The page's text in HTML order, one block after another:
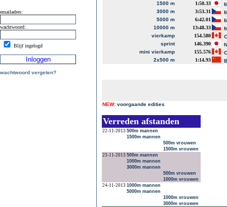
emailadres:
wachtwoord:
Blijf ingelogd
wachtwoord vergeten?
1500 m
1:50.33
3000 m
3:53.31
5000 m
6:42.01
10000 m
13:48.33
vierkamp
154.580
sprint
146.390
mini vierkamp
155.576
2x500 m
1:14.93
NEW: voorgaande edities
Verreden afstanden
22-11-2013 500m mannen
1500m mannen
500m vrouwen
1500m vrouwen
23-11-2013 500m mannen
1000m mannen
3000m mannen
500m vrouwen
1000m vrouwen
24-11-2013 1000m mannen
5000m mannen
1000m vrouwen
3000m vrouwen